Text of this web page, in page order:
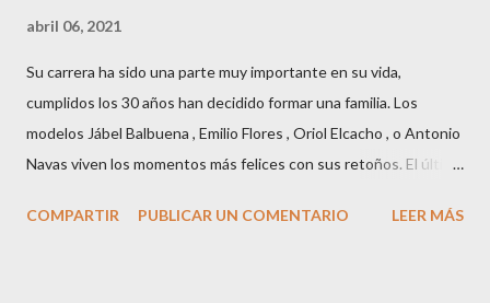
abril 06, 2021
Su carrera ha sido una parte muy importante en su vida,
cumplidos los 30 años han decidido formar una familia. Los
modelos Jábel Balbuena , Emilio Flores , Oriol Elcacho , o Antonio
Navas viven los momentos más felices con sus retoños. El último
M ateo nació en Barcelona hace poco más de una semana. El top
COMPARTIR PUBLICAR UN COMENTARIO LEER MÁS